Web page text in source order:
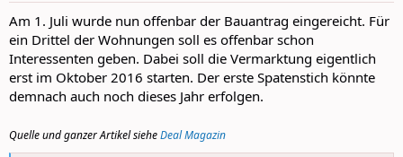
Am 1. Juli wurde nun offenbar der Bauantrag eingereicht. Für
ein Drittel der Wohnungen soll es offenbar schon
Interessenten geben. Dabei soll die Vermarktung eigentlich
erst im Oktober 2016 starten. Der erste Spatenstich könnte
demnach auch noch dieses Jahr erfolgen.
Quelle und ganzer Artikel sieheDeal Magazin